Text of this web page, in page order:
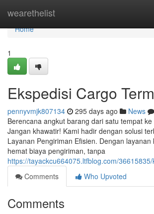
wearethelist
Home
Home
1
Ekspedisi Cargo
pennyvmjk807134 295 days ago News
Berencana angkut barang dari satu tempat
Jangan khawatir! Kami hadir dengan solusi
Layanan Pengiriman Efisien. Dengan
hemat biaya pengiriman, tanpa
https://tayackcu664075.ltfblog.com/
Comments
Who Upvoted
Comments